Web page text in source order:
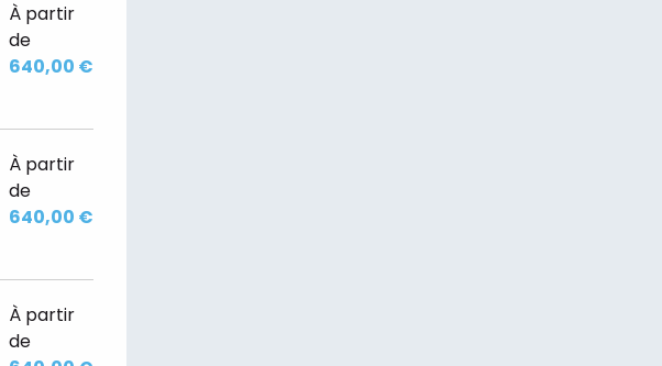
À partir
de
640,00 €
À partir
de
640,00 €
À partir
de